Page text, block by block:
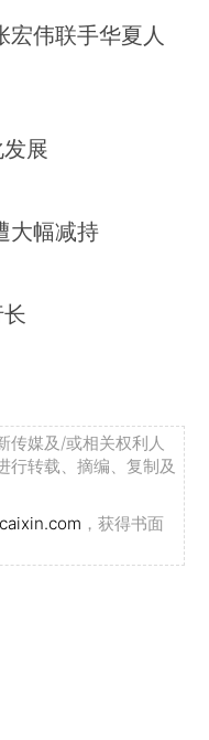
宏伟联手华夏人
展
大幅减持
传媒及/或相关权利人
行转载、摘编、复制及
，获得书面